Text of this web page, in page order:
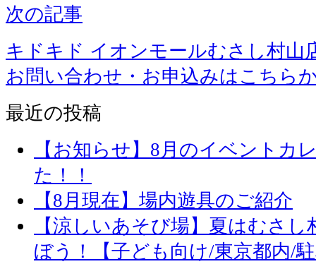
次の記事
キドキド イオンモールむさし村山
お問い合わせ・お申込みはこちら
最近の投稿
【お知らせ】8月のイベントカ
た！！
【8月現在】場内遊具のご紹介
【涼しいあそび場】夏はむさ
ぼう！【子ども向け/東京都内/